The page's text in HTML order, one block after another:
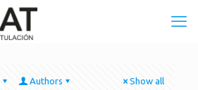
Authors Show all